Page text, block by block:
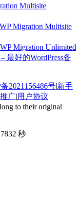
Multisite
Migration Multisite
Migration Unlimited
最好的WordPress备
2021156486号|新手
广|用户协议
to their original
秒